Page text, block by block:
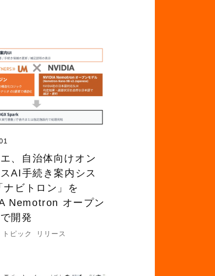
、自治体向けオン
AI手続き案内シス
ナビトロン」を
Nemotron オープン
開発
トピック リリース